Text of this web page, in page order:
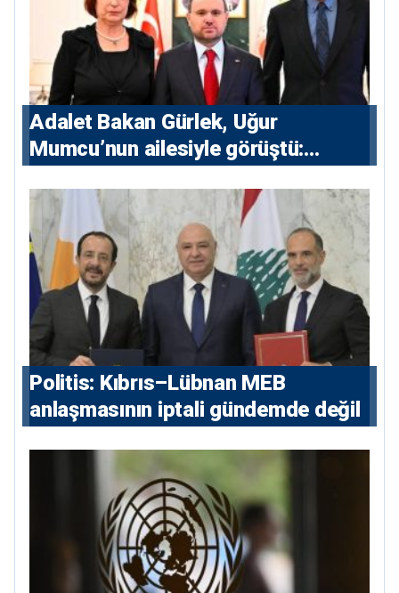
Adalet Bakan Gürlek, Uğur
Mumcu’nun ailesiyle görüştü:
devlet isterse her olayı ortaya
çıkarır”
Politis: Kıbrıs–Lübnan MEB
anlaşmasının iptali gündemde değil